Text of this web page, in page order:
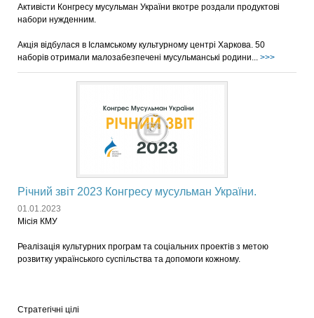
Активісти Конгресу мусульман України вкотре роздали продуктові
набори нужденним.
Акція відбулася в Ісламському культурному центрі Харкова. 50
наборів отримали малозабезпечені мусульманські родини... >>>
Річний звіт 2023 Конгресу мусульман України.
01.01.2023
Місія КМУ
Реалізація культурних програм та соціальних проектів з метою
розвитку українського суспільства та допомоги кожному.
Стратегічні цілі